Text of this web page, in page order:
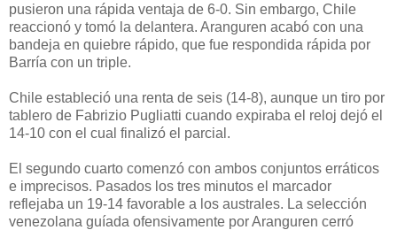
pusieron una rápida ventaja de 6-0. Sin embargo, Chile
reaccionó y tomó la delantera. Aranguren acabó con una
bandeja en quiebre rápido, que fue respondida rápida por
Barría con un triple.
Chile estableció una renta de seis (14-8), aunque un tiro por
tablero de Fabrizio Pugliatti cuando expiraba el reloj dejó el
14-10 con el cual finalizó el parcial.
El segundo cuarto comenzó con ambos conjuntos erráticos
e imprecisos. Pasados los tres minutos el marcador
reflejaba un 19-14 favorable a los australes. La selección
venezolana guíada ofensivamente por Aranguren cerró